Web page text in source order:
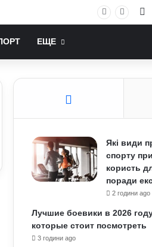
ЕЩЕ
Які види
спорту
користь
поради
2 години ago
Лучшие боевики в 2026
которые стоит посмотреть
3 години ago